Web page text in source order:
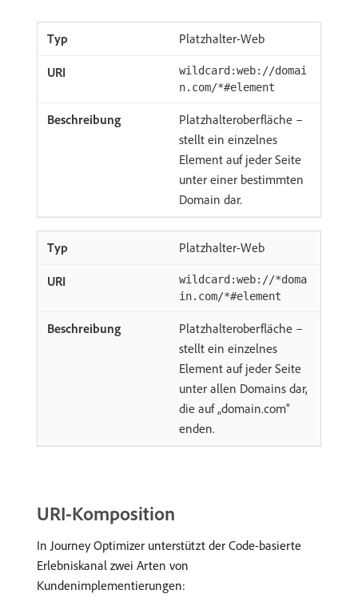
Platzhalter-Web
wildcard:web://domai
n.com/*#element
Platzhalteroberfläche –
stellt ein einzelnes
Element auf jeder Seite
unter einer bestimmten
Domain dar.
Platzhalter-Web
wildcard:web://*doma
in.com/*#element
Platzhalteroberfläche –
stellt ein einzelnes
Element auf jeder Seite
unter allen Domains dar,
die auf „domain.com“
enden.
URI-Komposition
In Journey Optimizer unterstützt der Code-basierte
Erlebniskanal zwei Arten von
Kundenimplementierungen: